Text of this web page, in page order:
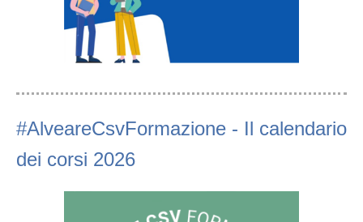
#AlveareCsvFormazione - Il calendario
dei corsi 2026